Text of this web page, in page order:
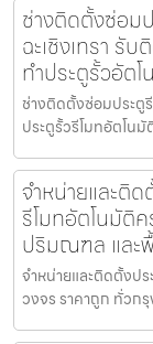
ช่างติดตั้งซ่อม
ฉะเชิงเทรา รั
ทำประตูรั้วอัต
ช่างติดตั้งซ่อมประตู
ประตูรั้วรีโมทอัตโนมั
จำหน่ายและติ
รีโมทอัตโนมัติ
ปริมณฑล และ
จำหน่ายและติดตั้งป
วงจร ราคาถูก ทั่วก